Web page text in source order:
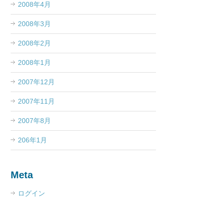
2008年4月
2008年3月
2008年2月
2008年1月
2007年12月
2007年11月
2007年8月
206年1月
Meta
ログイン